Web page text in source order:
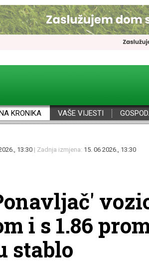
KRONIKA VAŠE VIJESTI
13:30 | Zadnja izmjena: 15. 06 2026., 13:30
i s 1.86
stablo